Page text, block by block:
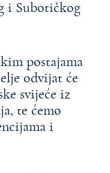
i Subotičkog
postajama
odvijat će
svijeće iz
te ćemo
i